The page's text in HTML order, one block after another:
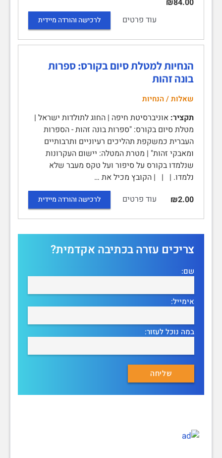
₪84.00
עוד פרטים
לרכישה והורדה מיידית
הנחיות למטלת סיום בקורס: ספרות
בונה זהות
שאלות / הנחיות
תקציר: אוניברסיטת חיפה | החוג לתולדות ישראל |
מטלת סיום בקורס: "ספרות בונה זהות - הספרות
העברית כמשקפת תהליכים רעיוניים ותרבותיים
ומאבקי זהות" | מטרת המטלה: יישום העקרונות
שנלמדו בקורס על סיפור ועל טקס מעבר שלא
נלמדו. | | | הקובץ מכיל את …
₪2.00
עוד פרטים לרכישה והורדה מיידית
צריכים עזרה בכתיבה אקדמית?
שם:
אימייל:
במה נוכל לעזור: